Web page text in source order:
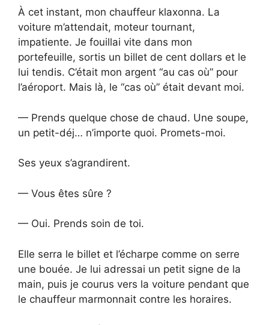
À cet instant, mon chauffeur klaxonna. La
voiture m’attendait, moteur tournant,
impatiente. Je fouillai vite dans mon
portefeuille, sortis un billet de cent dollars et le
lui tendis. C’était mon argent “au cas où” pour
l’aéroport. Mais là, le “cas où” était devant moi.
— Prends quelque chose de chaud. Une soupe,
un petit-déj… n’importe quoi. Promets-moi.
Ses yeux s’agrandirent.
— Vous êtes sûre ?
— Oui. Prends soin de toi.
Elle serra le billet et l’écharpe comme on serre
une bouée. Je lui adressai un petit signe de la
main, puis je courus vers la voiture pendant que
le chauffeur marmonnait contre les horaires.